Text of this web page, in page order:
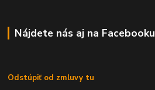
Nájdete nás aj na Facebooku
Odstúpiť od zmluvy tu